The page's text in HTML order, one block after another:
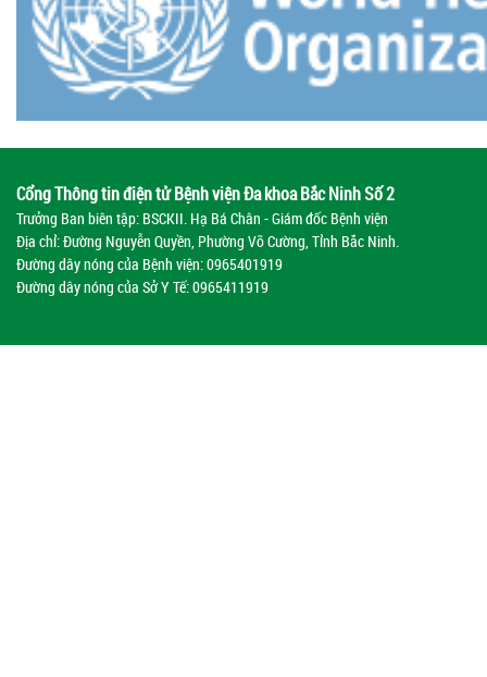
Cổng Thông tin điện tử Bệnh viện Đa khoa Bắc Ninh Số 2
Trưởng Ban biên tập: BSCKII. Hạ Bá Chân - Giám đốc Bệnh viện
Địa chỉ: Đường Nguyễn Quyền, Phường Võ Cường, Tỉnh Bắc Ninh.
Đường dây nóng của Bệnh viện:0965401919
Đường dây nóng của Sở Y Tế:0965411919